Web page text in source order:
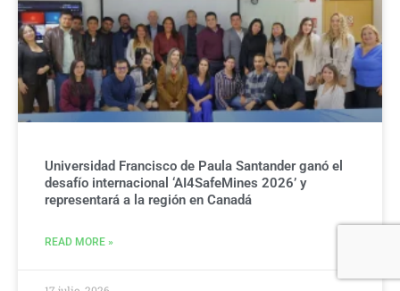
Universidad Francisco de Paula Santander ganó el
desafío internacional ‘AI4SafeMines 2026’ y
representará a la región en Canadá
READ MORE »